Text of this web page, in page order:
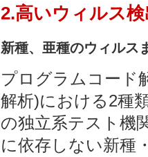
2.高いウィルス
新種、亜種のウィルス
プログラムコード
解析)における2種
の独立系テスト機
に依存しない新種